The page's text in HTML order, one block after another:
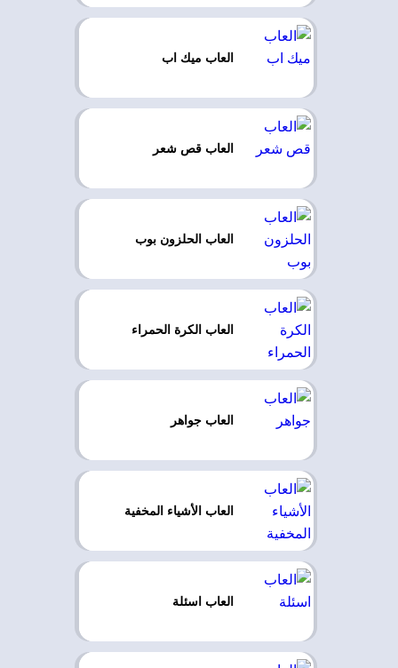
العاب ميك اب
العاب قص شعر
العاب الحلزون بوب
العاب الكرة الحمراء
العاب جواهر
العاب الأشياء المخفية
العاب اسئلة